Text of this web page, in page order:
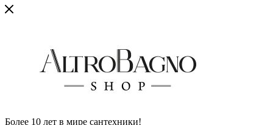
Более 10 лет в мире сантехники!